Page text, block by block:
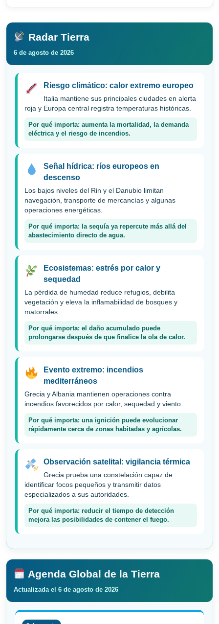
Radar Tierra
6 de agosto de 2026
Riesgo climático: calor extremo europeo
Italia mantiene sus principales ciudades en alerta
roja y Europa central registra temperaturas históricas.
Por qué importa: aumenta la mortalidad, la demanda
eléctrica y el riesgo de incendios.
Señal hídrica: ríos europeos en
descenso
Los bajos niveles del Rin y el Danubio limitan
navegación, transporte de mercancías y algunas
operaciones energéticas.
Por qué importa: la sequía ya repercute más allá del
abastecimiento directo de agua.
Ecosistemas: estrés por calor y
sequedad
La pérdida de humedad reduce refugios, debilita
vegetación y eleva la inflamabilidad de bosques y
matorrales.
Por qué importa: el daño acumulado puede
prolongarse después de que finalice la ola de calor.
Evento extremo: incendios
mediterráneos
Grecia y Albania mantienen operaciones contra
incendios favorecidos por calor, sequedad y viento.
Por qué importa: una ignición puede evolucionar
rápidamente cerca de zonas habitadas y agrícolas.
Observación satelital: vigilancia térmica
Grecia prueba una constelación capaz de
identificar focos pequeños y transmitir datos
especializados a sus autoridades.
Por qué importa: reducir el tiempo de detección
mejora las posibilidades de contener el fuego.
Agenda Global de la Tierra
Actualizada el 6 de agosto de 2026